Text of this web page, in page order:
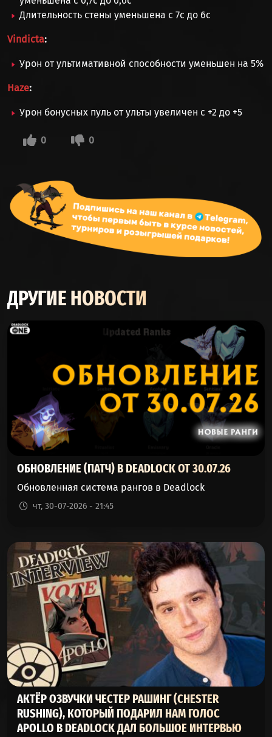
Длительность стены уменьшена с 7с до 6с
Vindicta:
Урон от ультимативной способности уменьшен на 5%
Haze:
Урон бонусных пуль от ульты увеличен с +2 до +5
0 0
ДРУГИЕ НОВОСТИ
ОБНОВЛЕНИЕ (ПАТЧ) В DEADLOCK ОТ 30.07.26
Обновленная система рангов в Deadlock
чт, 30-07-2026 - 21:45
АКТЁР ОЗВУЧКИ ЧЕСТЕР РАШИНГ (CHESTER
RUSHING), КОТОРЫЙ ПОДАРИЛ НАМ ГОЛОС
APOLLO В DEADLOCK ДАЛ БОЛЬШОЕ ИНТЕРВЬЮ